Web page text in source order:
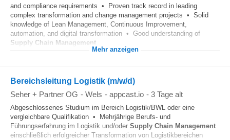
and compliance requirements • Proven track record in leading
complex transformation and change management projects • Solid
knowledge of Lean Management, Continuous Improvement,
automation, and digital transformation • Good understanding of
Supply Chain Management
Mehr anzeigen
Bereichsleitung Logistik (m/w/d)
Seher + Partner OG - Wels - appcast.io - 3 Tage alt
Abgeschlossenes Studium im Bereich Logistik/BWL oder eine
vergleichbare Qualifikation • Mehrjährige Berufs- und
Führungserfahrung im Logistik und/oder Supply Chain Management
einschließlich erfolgreicher Transformation von Logistikbereichen